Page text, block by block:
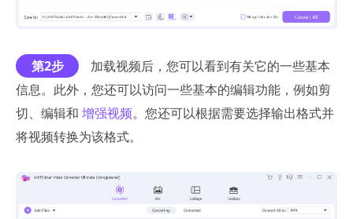
第2步
加载视频后，您可以看到有关它的一些基本
信息。此外，您还可以访问一些基本的编辑功能，例如剪
切、编辑和 增强视频。您还可以根据需要选择输出格式并
将视频转换为该格式。